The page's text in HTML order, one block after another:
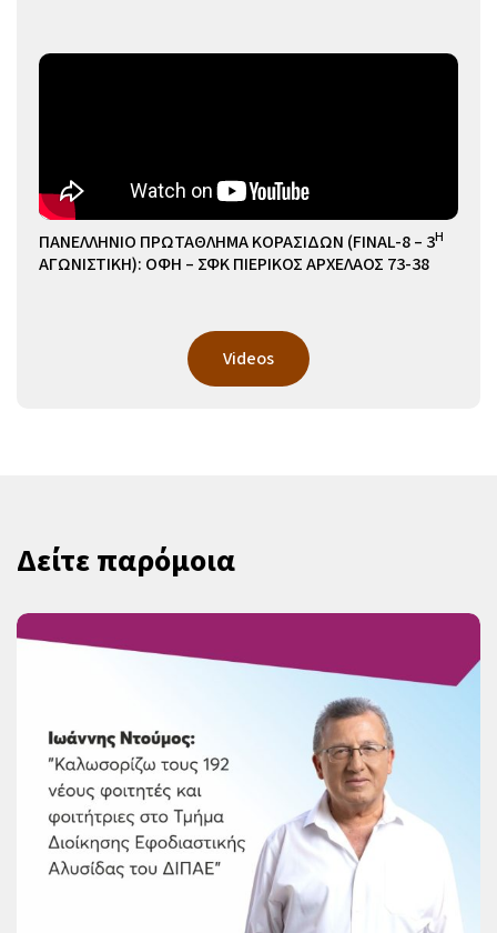
ΠΑΝΕΛΛΗΝΙΟ ΠΡΩΤΑΘΛΗΜΑ ΚΟΡΑΣΙΔΩΝ (FINAL-8 – 3Η
ΑΓΩΝΙΣΤΙΚΗ): ΟΦΗ – ΣΦΚ ΠΙΕΡΙΚΟΣ ΑΡΧΕΛΑΟΣ 73-38
Videos
Δείτε παρόμοια